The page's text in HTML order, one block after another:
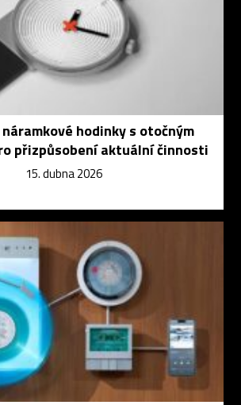
hodinky s otočným
přizpůsobení aktuální činnosti
15. dubna 2026